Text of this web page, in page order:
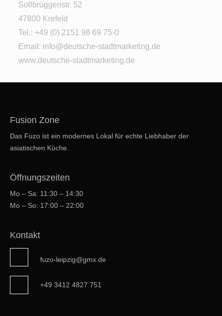
Sollbrüggenstr. 52
47800 Krefeld
Tel.: +49 (0) 2151 98 69 75-0
Email: info@deutsche-stadtmarketing.de
www.deutsche-stadtmarketing.de
Fusion Zone
Das Fuzo ist ein modernes Lokal für echte Liebhaber der
asiatischen Küche.
Öffnungszeiten
Mo – Sa: 11:30 – 14:30
Mo – So: 17:00 – 22:00
Kontakt
fuzo-leipzig@gmx.de
+49 3412 4827 751